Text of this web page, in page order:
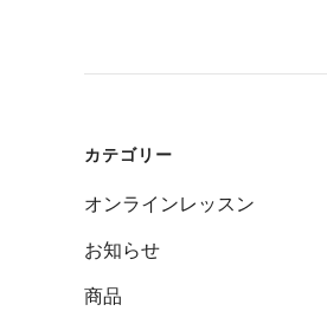
カテゴリー
オンラインレッスン
お知らせ
商品